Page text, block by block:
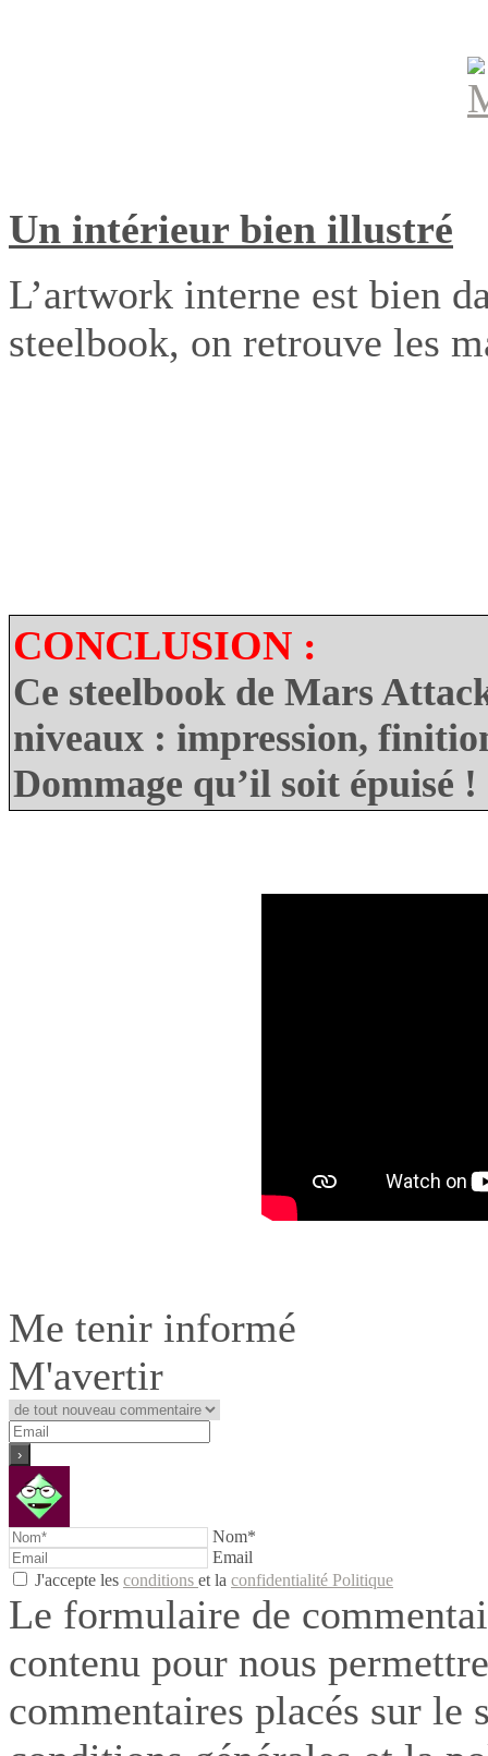
Un intérieur bien illustré
L’artwork interne est bien
steelbook, on retrouve les
CONCLUSION :
Ce steelbook de Mars
niveaux : impression,
Dommage qu’il soit épuisé !
Me tenir informé
M'avertir
Nom*
Email
J'accepte les conditions et la confidentialité Politique
Le formulaire de
contenu pour nous
commentaires placés sur